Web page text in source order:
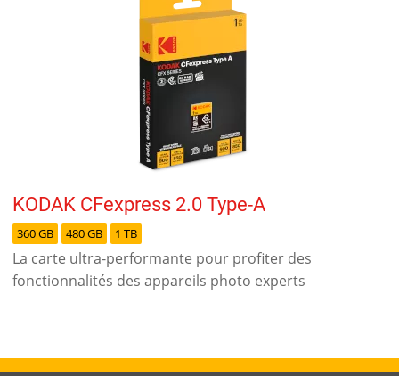
KODAK CFexpress 2.0 Type-A
360 GB 480 GB 1 TB
La carte ultra-performante pour profiter des
fonctionnalités des appareils photo experts